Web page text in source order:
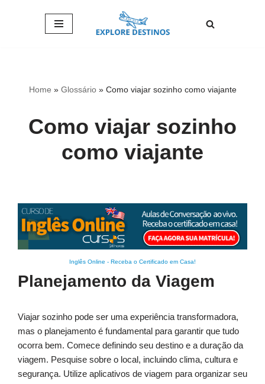
Home » Glossário» Como viajar sozinho como viajante
Como viajar sozinho
como viajante
Inglês Online - Receba o Certificado em Casa!
Planejamento da Viagem
Viajar sozinho pode ser uma experiência transformadora,
mas o planejamento é fundamental para garantir que tudo
ocorra bem. Comece definindo seu destino e a duração da
viagem. Pesquise sobre o local, incluindo clima, cultura e
segurança. Utilize aplicativos de viagem para organizar seu